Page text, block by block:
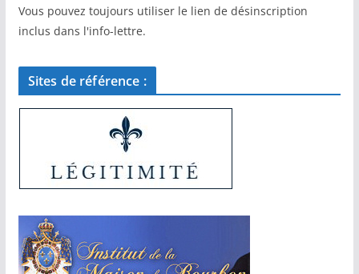
Vous pouvez toujours utiliser le lien de désinscription
inclus dans l'info-lettre.
Sites de référence :